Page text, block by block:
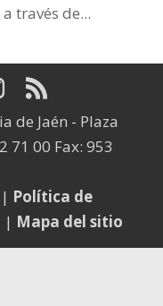
través de...
de Jaén - Plaza
71 00 Fax: 953
| Política de
| Mapa del sitio